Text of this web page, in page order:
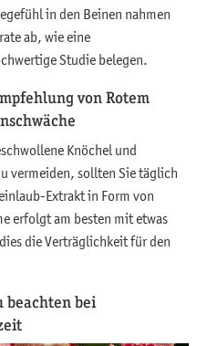
in den Beinen nahmen
ab, wie eine
Studie belegen.
von Rotem
Knöchel und
vermeiden, sollten Sie täglich
Extrakt in Form von
erfolgt am besten mit etwas
die Verträglichkeit für den
beachten bei